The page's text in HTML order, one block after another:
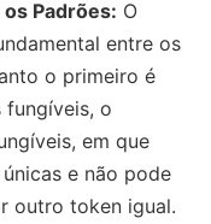
Padrões: O
entre os
o primeiro é
fungíveis, o
em que
e não pode
outro token igual.